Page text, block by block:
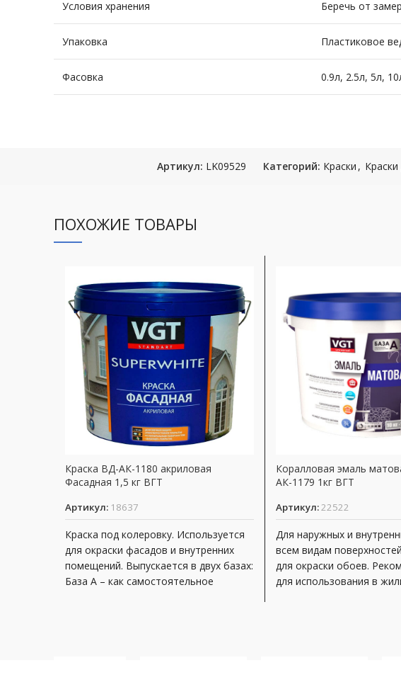
Условия хранения Беречь от
Упаковка Пластиковое
Фасовка 0.9л, 2.5л, 5л,
Артикул: LK09529 Категорий: Краски ,
ПОХОЖИЕ ТОВАРЫ
Краска ВД-АК-1180 акриловая
Фасадная 1,5 кг ВГТ
Артикул: 18637
Краска под колеровку. Используется
для окраски фасадов и внутренних
помещений. Выпускается в двух базах:
База А – как самостоятельное
Коралловая эмаль
АК-1179 1кг ВГТ
Артикул:22522
Для наружных и
всем видам
для окраски обоев.
для использования в